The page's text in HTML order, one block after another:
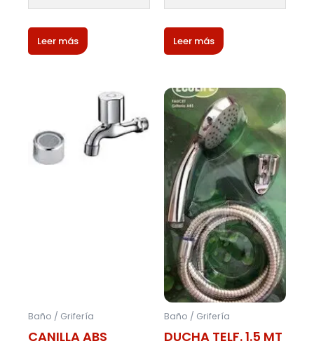
Leer más Leer más
Baño / Grifería
CANILLA ABS
Baño / Grifería
DUCHA TELF. 1.5 MT